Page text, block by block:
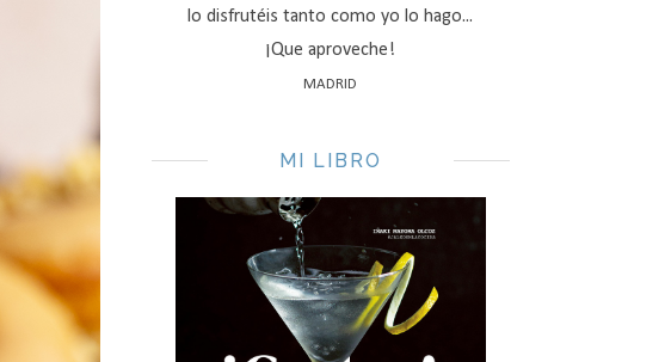
lo disfrutéis tanto como yo lo hago...
¡Que aproveche!
MADRID
MI LIBRO